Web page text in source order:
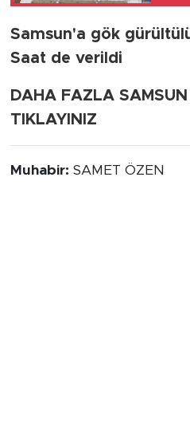
Samsun'a gök
Saat de verildi
DAHA FAZLA SAMSUN
TIKLAYINIZ
Muhabir: SAMET ÖZEN